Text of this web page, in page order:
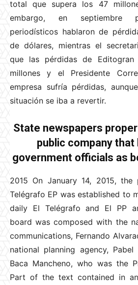
total que supera los 47
embargo, en septiembre
periodísticos hablaron de
de dólares, mientras el
que las pérdidas de
millones y el Presidente
empresa sufría pérdidas,
situación se iba a revertir.
State newspapers
public company that
government officials as
2015 On January 14, 2015, the
Telégrafo EP was established to
daily El Telégrafo and El PP
board was composed with the
communications, Fernando
national planning agency,
Baca Mancheno, who was the
Part of the text contained in